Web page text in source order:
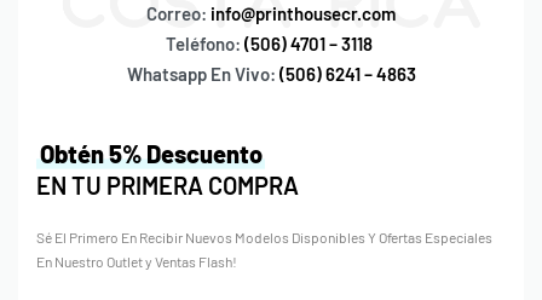
Correo: info@printhousecr.com
Teléfono: (506) 4701 – 3118
Whatsapp En Vivo: (506) 6241 – 4863
Obtén 5% Descuento
EN TU PRIMERA COMPRA
Sé El Primero En Recibir Nuevos Modelos Disponibles Y Ofertas Especiales
En Nuestro Outlet y Ventas Flash!